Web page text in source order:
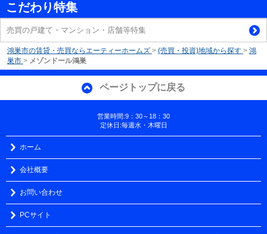
こだわり特集
売買の戸建て・マンション・店舗等特集
鴻巣市の賃貸・売買ならエーティーホームズ > (売買・投資)地域から探す > 鴻
巣市 > メゾンドール鴻巣
ページトップに戻る
営業時間:9：30～18：30
定休日:毎週水・木曜日
ホーム
会社概要
お問い合わせ
PCサイト